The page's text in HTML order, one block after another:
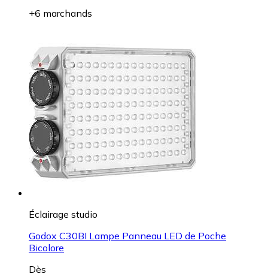
+6 marchands
Éclairage studio
Godox C30BI Lampe Panneau LED de Poche
Bicolore
Dès